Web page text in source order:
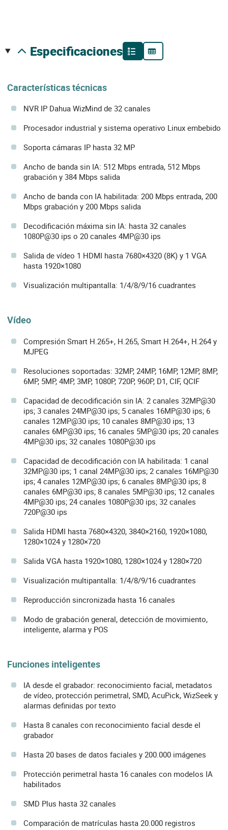
especificaciones
Características técnicas
NVR IP Dahua WizMind de 32 canales
Procesador industrial y sistema operativo Linux embebido
Soporta cámaras IP hasta 32 MP
Ancho de banda sin IA: 512 Mbps entrada, 512 Mbps
grabación y 384 Mbps salida
Ancho de banda con IA habilitada: 200 Mbps entrada, 200
Mbps grabación y 200 Mbps salida
Decodificación máxima sin IA: hasta 32 canales
1080P@30 ips o 20 canales 4MP@30 ips
Salida de vídeo 1 HDMI hasta 7680×4320 (8K) y 1 VGA
hasta 1920×1080
Visualización multipantalla: 1/4/8/9/16 cuadrantes
Vídeo
Compresión Smart H.265+, H.265, Smart H.264+, H.264 y
MJPEG
Resoluciones soportadas: 32MP, 24MP, 16MP, 12MP, 8MP,
6MP, 5MP, 4MP, 3MP, 1080P, 720P, 960P, D1, CIF, QCIF
Capacidad de decodificación sin IA: 2 canales 32MP@30
ips; 3 canales 24MP@30 ips; 5 canales 16MP@30 ips; 6
canales 12MP@30 ips; 10 canales 8MP@30 ips; 13
canales 6MP@30 ips; 16 canales 5MP@30 ips; 20 canales
4MP@30 ips; 32 canales 1080P@30 ips
Capacidad de decodificación con IA habilitada: 1 canal
32MP@30 ips; 1 canal 24MP@30 ips; 2 canales 16MP@30
ips; 4 canales 12MP@30 ips; 6 canales 8MP@30 ips; 8
canales 6MP@30 ips; 8 canales 5MP@30 ips; 12 canales
4MP@30 ips; 24 canales 1080P@30 ips; 32 canales
720P@30 ips
Salida HDMI hasta 7680×4320, 3840×2160, 1920×1080,
1280×1024 y 1280×720
Salida VGA hasta 1920×1080, 1280×1024 y 1280×720
Visualización multipantalla: 1/4/8/9/16 cuadrantes
Reproducción sincronizada hasta 16 canales
Modo de grabación general, detección de movimiento,
inteligente, alarma y POS
Funciones inteligentes
IA desde el grabador: reconocimiento facial, metadatos
de vídeo, protección perimetral, SMD, AcuPick, WizSeek y
alarmas definidas por texto
Hasta 8 canales con reconocimiento facial desde el
grabador
Hasta 20 bases de datos faciales y 200.000 imágenes
Protección perimetral hasta 16 canales con modelos IA
habilitados
SMD Plus hasta 32 canales
Comparación de matrículas hasta 20.000 registros